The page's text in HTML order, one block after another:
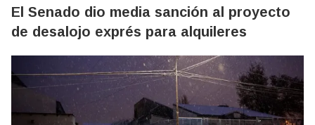
El Senado dio media sanción al proyecto
de desalojo exprés para alquileres